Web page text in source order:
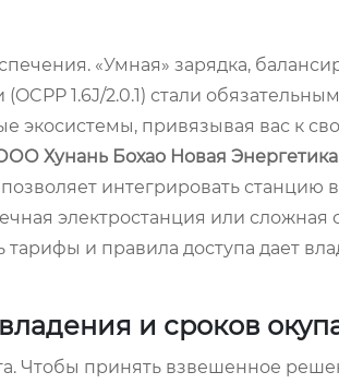
«Умная» зарядка,
1.6J/2.0.1) стали
экосистемы, привязывая вас к
Хунань Бохао Новая Энергетика
интегрировать
электростанция или сложная
тарифы и правила доступа дает
и сроков
Чтобы принять взвешенное